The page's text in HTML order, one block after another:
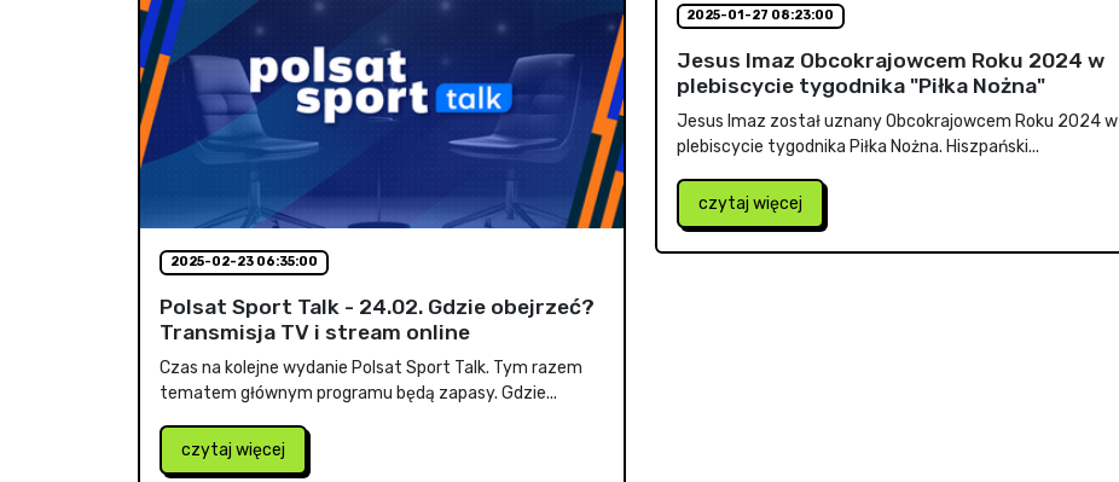
2025-02-23 06:35:00
Polsat Sport Talk - 24.02. Gdzie obejrzeć?
Transmisja TV i stream online
Czas na kolejne wydanie Polsat Sport Talk. Tym razem
tematem głównym programu będą zapasy. Gdzie...
czytaj więcej
2025-01-27 08:23:00
Jesus Imaz Obcokrajowcem Roku 2024 w
plebiscycie tygodnika "Piłka Nożna"
Jesus Imaz został uznany Obcokrajowcem Roku 2024 w
plebiscycie tygodnika Piłka Nożna. Hiszpański...
czytaj więcej